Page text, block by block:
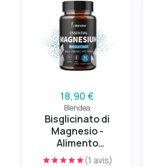
18,90 €
Blendea
Bisglicinato di
Magnesio -
Alimento
Energetico(1 avis)